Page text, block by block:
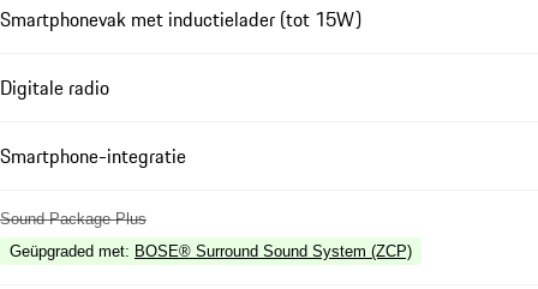
Smartphonevak met inductielader (tot 15W)
Digitale radio
Smartphone-integratie
Sound Package Plus
Geüpgraded met: BOSE® Surround Sound System (ZCP)